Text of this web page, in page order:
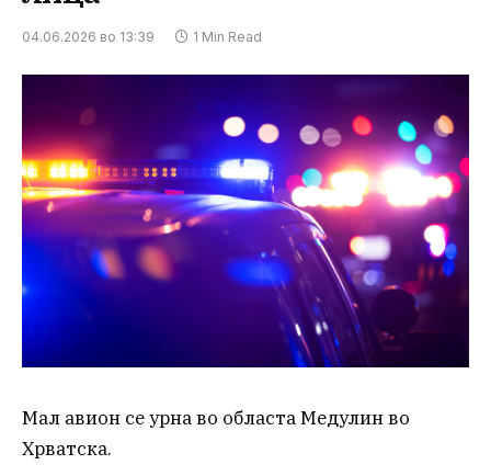
04.06.2026 во 13:39 1 Min Read
Мал авион се урна во областа Медулин во
Хрватска.